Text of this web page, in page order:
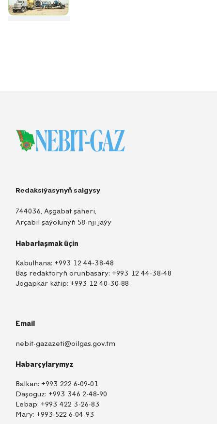
Redaksiýasynyň salgysy
744036, Aşgabat şäheri,
Arçabil şaýolunyň 58-nji jaýy
Habarlaşmak üçin
Kabulhana: +993 12 44-38-48
Baş redaktoryň orunbasary: +993 12 44-38-48
Jogapkär kätip: +993 12 40-30-88
Email
nebit-gazazeti@oilgas.gov.tm
Habarçylarymyz
Balkan: +993 222 6-09-01
Daşoguz: +993 346 2-48-90
Lebap: +993 422 3-26-83
Mary: +993 522 6-04-93